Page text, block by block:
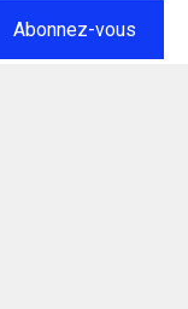
Abonnez-vous